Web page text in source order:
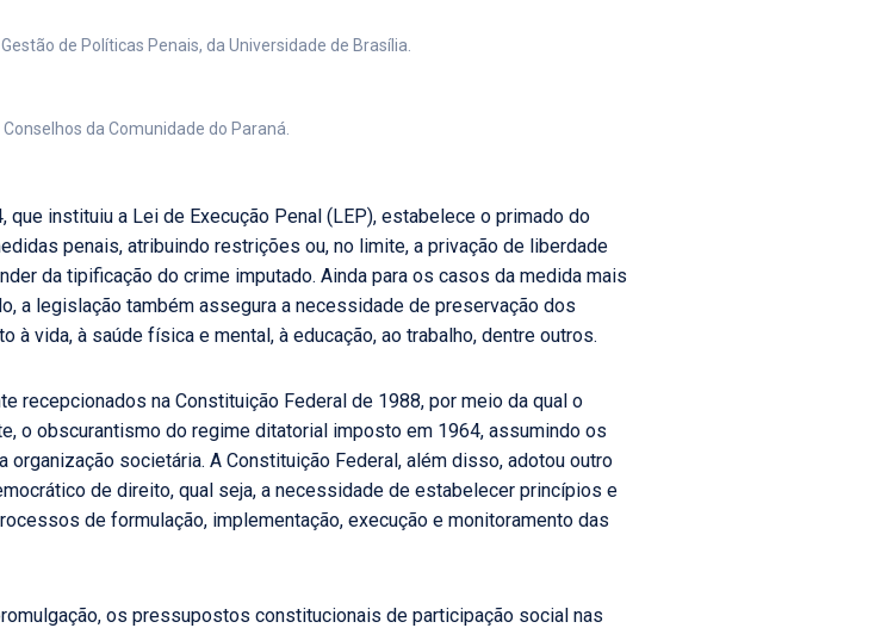
de Políticas Penais, da Universidade de Brasília.
da Comunidade do Paraná.
instituiu a Lei de Execução Penal (LEP), estabelece o primado do
penais, atribuindo restrições ou, no limite, a privação de liberdade
da tipificação do crime imputado. Ainda para os casos da medida mais
a legislação também assegura a necessidade de preservação dos
à vida, à saúde física e mental, à educação, ao trabalho, dentre outros.
recepcionados na Constituição Federal de 1988, por meio da qual o
o obscurantismo do regime ditatorial imposto em 1964, assumindo os
societária. A Constituição Federal, além disso, adotou outro
de direito, qual seja, a necessidade de estabelecer princípios e
de formulação, implementação, execução e monitoramento das
os pressupostos constitucionais de participação social nas